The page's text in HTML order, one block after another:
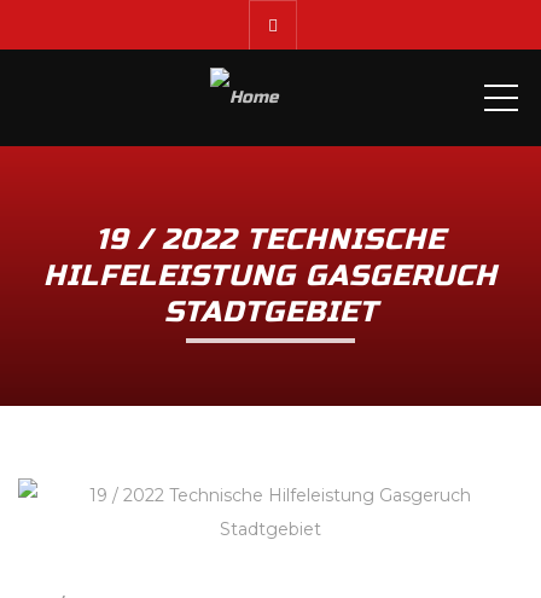
19 / 2022 TECHNISCHE
HILFELEISTUNG GASGERUCH
STADTGEBIET